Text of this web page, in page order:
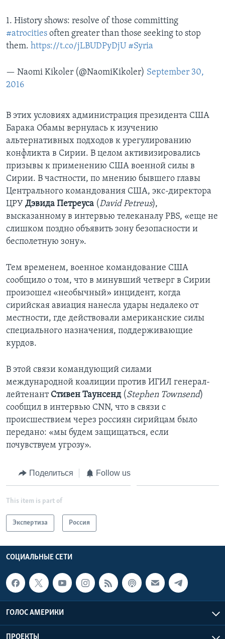
1. History shows: resolve of those committing
#atrocities often greater than those seeking to stop
them. https://t.co/jLBUDPyDjU #Syria
— Naomi Kikoler (@NaomiKikoler) September 30,
2016
В этих условиях администрация президента США
Барака Обамы вернулась к изучению
альтернативных подходов к урегулированию
конфликта в Сирии. В целом активизировались
призывы к применению США военной силы в
Сирии. В частности, по мнению бывшего главы
Центрального командования США, экс-директора
ЦРУ Дэвида Петреуса (David Petreus),
высказанному в интервью телеканалу PBS, «еще не
слишком поздно объявить зону безопасности и
бесполетную зону».
Тем временем, военное командование США
сообщило о том, что в минувший четверг в Сирии
произошел «необычный» инцидент, когда
сирийская авиация нанесла удары недалеко от
местности, где действовали американские силы
специального назначения, поддерживающие
курдов.
В этой связи командующий силами
международной коалиции против ИГИЛ генерал-
лейтенант Стивен Таунсенд(Stephen Townsend)
сообщил в интервью CNN, что в связи с
происшествием через россиян сирийцам было
передано: «мы будем защищаться, если
почувствуем угрозу».
Поделиться Follow us
This item is part of
Экспертиза Россия
СОЦИАЛЬНЫЕ СЕТИ
ГОЛОС АМЕРИКИ
ПРОЕКТЫ